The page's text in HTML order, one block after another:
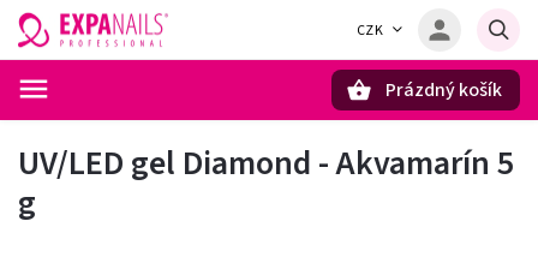
CZK
Prázdný košík
UV/LED gel Diamond - Akvamarín 5
g